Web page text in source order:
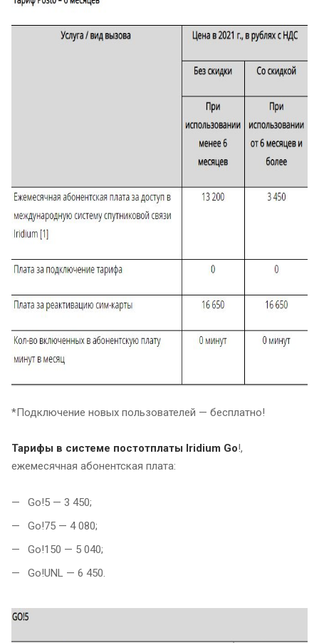
*Подключение новых пользователей — бесплатно!
Тарифы в системе постотплаты Iridium Go!,
ежемесячная абонентская плата:
Go!5 — 3 450;
Go!75 — 4 080;
Go!150 — 5 040;
Go!UNL — 6 450.